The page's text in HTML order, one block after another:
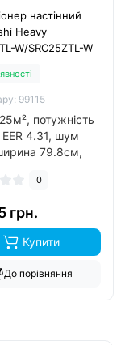
настінний
Heavy
W/SRC25ZTL-W
99115
потужність
EER 4.31, шум
79.8см,
інвертор так,
0
грн.
Купити
До порівняння